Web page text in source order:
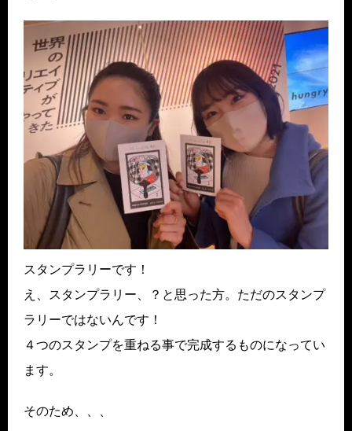
スタンプラリーです！
え、スタンプラリー、？と思った方。ただのスタンプ
ラリーではないんです！
４つのスタンプを重ねる事で完成するものになってい
ます。
そのため、、、